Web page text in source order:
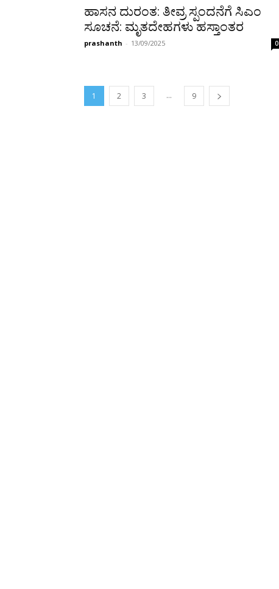
ಹಾಸನ ದುರಂತ: ತೀವ್ರ ಸ್ಪಂದನೆಗೆ ಸಿಎಂ
ಸೂಚನೆ: ಮೃತದೇಹಗಳು ಹಸ್ತಾಂತರ
prashanth - 13/09/2025 0
1 2 3 ... 9